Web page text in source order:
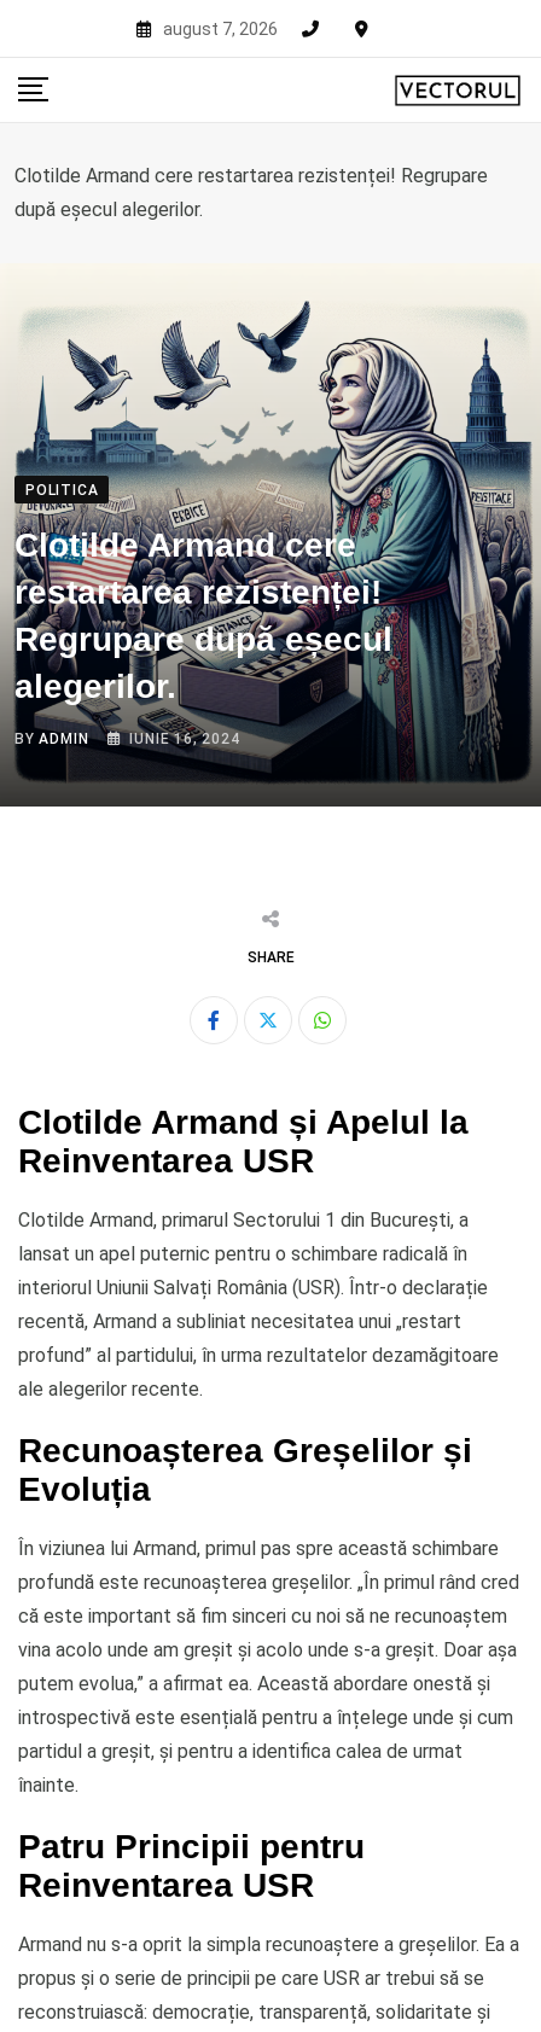
content
august 7, 2026
Clotilde Armand cere restartarea rezistenței! Regrupare
după eșecul alegerilor.
POLITICA
Clotilde Armand cere
restartarea rezistenței!
Regrupare după eșecul
alegerilor.
BYADMIN IUNIE 16, 2024
SHARE
Whatsapp
Clotilde Armand și Apelul la
Reinventarea USR
Clotilde Armand, primarul Sectorului 1 din București, a
lansat un apel puternic pentru o schimbare radicală în
interiorul Uniunii Salvați România (USR). Într-o declarație
recentă, Armand a subliniat necesitatea unui „restart
profund” al partidului, în urma rezultatelor dezamăgitoare
ale alegerilor recente.
Recunoașterea Greșelilor și
Evoluția
În viziunea lui Armand, primul pas spre această schimbare
profundă este recunoașterea greșelilor. „În primul rând cred
că este important să fim sinceri cu noi să ne recunoaștem
vina acolo unde am greșit și acolo unde s-a greșit. Doar așa
putem evolua,” a afirmat ea. Această abordare onestă și
introspectivă este esențială pentru a înțelege unde și cum
partidul a greșit, și pentru a identifica calea de urmat
înainte.
Patru Principii pentru
Reinventarea USR
Armand nu s-a oprit la simpla recunoaștere a greșelilor. Ea a
propus și o serie de principii pe care USR ar trebui să se
reconstruiască: democrație, transparență, solidaritate și